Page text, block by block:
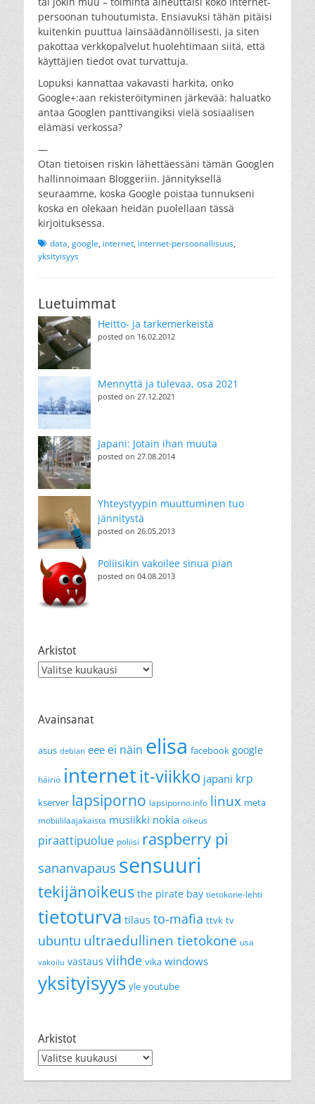
persoonan tuhoutumista. Ensiavuksi tähän pitäisi
kuitenkin puuttua lainsäädännöllisesti, ja siten
pakottaa verkkopalvelut huolehtimaan siitä, että
käyttäjien tiedot ovat turvattuja.
Lopuksi kannattaa vakavasti harkita, onko
Google+:aan rekisteröityminen järkevää: haluatko
antaa Googlen panttivangiksi vielä sosiaalisen
elämäsi verkossa?
—
Otan tietoisen riskin lähettäessäni tämän Googlen
hallinnoimaan Bloggeriin. Jännityksellä
seuraamme, koska Google poistaa tunnukseni
koska en olekaan heidän puolellaan tässä
kirjoituksessa.
Tagsdata, google, internet, internet-persoonallisuus,
yksityisyys
Luetuimmat
Heitto- ja tarkemerkeistä
posted on 16.02.2012
Mennyttä ja tulevaa, osa 2021
posted on 27.12.2021
Japani: Jotain ihan muuta
posted on 27.08.2014
Yhteystyypin muuttuminen tuo
jännitystä
posted on 26.05.2013
Poliisikin vakoilee sinua pian
posted on 04.08.2013
Arkistot
Arkistot
Avainsanat
asus debian eee ei näin elisa facebook google
häiriö internetit-viikko japani krp
kserver lapsiporno lapsiporno.info linux meta
mobiililaajakaista musiikki nokia oikeus
piraattipuolue poliisi raspberry pi
sananvapaus sensuuri
tekijänoikeus the pirate bay tietokone-lehti
tietoturva tilaus to-mafia ttvk tv
ubuntu ultraedullinen tietokone usa
vakoilu vastaus viihde vika windows
yksityisyys yle youtube
Arkistot
Arkistot